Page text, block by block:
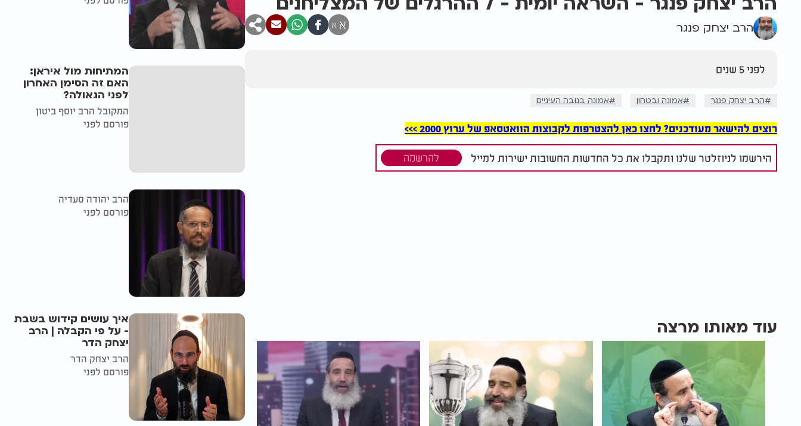
הרב יצחק פנגר א א
לפני 5 שנים
הרב יצחק פנגר אמונה ובטחון אמונה בגובה העיניים
רוצים להישאר מעודכנים? לחצו כאן להצטרפות לקבוצות הוואטסאפ של ערוץ 2000 >>>
הירשמו לניוזלטר שלנו ותקבלו את כל החדשות החשובות ישירות למייל להרשמה
עוד מאותו מרצה
המתיחות מול איראן:
האם זה הסימן האחרון
לפני הגאולה?
המקובל הרב יוסף ביטון
פורסם לפני
הרב יהודה סעדיה
פורסם לפני
איך עושים קידוש בשבת
- על פי הקבלה | הרב
יצחק הדר
הרב יצחק הדר
פורסם לפני